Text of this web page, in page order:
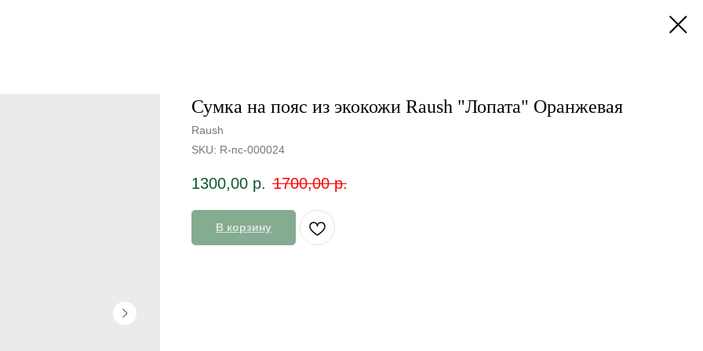
Сумка на пояс из экокожи Raush "Лопата" Оранжевая
Raush
SKU: R-пс-000024
1300,00 р. 1700,00 р.
В корзину